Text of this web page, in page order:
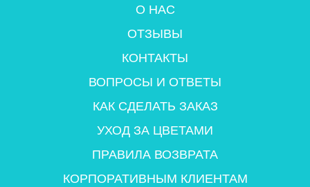
О НАС
ОТЗЫВЫ
КОНТАКТЫ
ВОПРОСЫ И ОТВЕТЫ
КАК СДЕЛАТЬ ЗАКАЗ
УХОД ЗА ЦВЕТАМИ
ПРАВИЛА ВОЗВРАТА
КОРПОРАТИВНЫМ КЛИЕНТАМ